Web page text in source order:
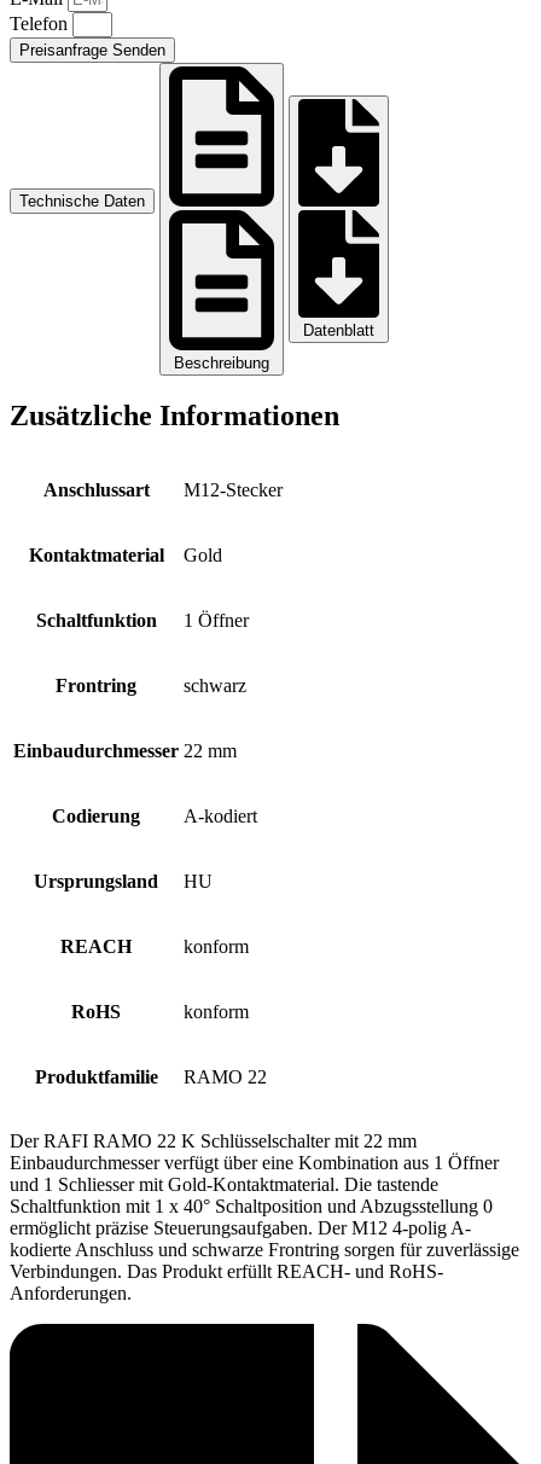
Telefon
Preisanfrage Senden
Technische Daten
Beschreibung
Datenblatt
Zusätzliche Informationen
Anschlussart M12-Stecker
Kontaktmaterial Gold
Schaltfunktion 1 Öffner
Frontring schwarz
Einbaudurchmesser 22 mm
Codierung A-kodiert
Ursprungsland HU
REACH konform
RoHS konform
Produktfamilie RAMO 22
Der RAFI RAMO 22 K Schlüsselschalter mit 22 mm
Einbaudurchmesser verfügt über eine Kombination aus 1 Öffner
und 1 Schliesser mit Gold-Kontaktmaterial. Die tastende
Schaltfunktion mit 1 x 40° Schaltposition und Abzugsstellung 0
ermöglicht präzise Steuerungsaufgaben. Der M12 4-polig A-
kodierte Anschluss und schwarze Frontring sorgen für zuverlässige
Verbindungen. Das Produkt erfüllt REACH- und RoHS-
Anforderungen.